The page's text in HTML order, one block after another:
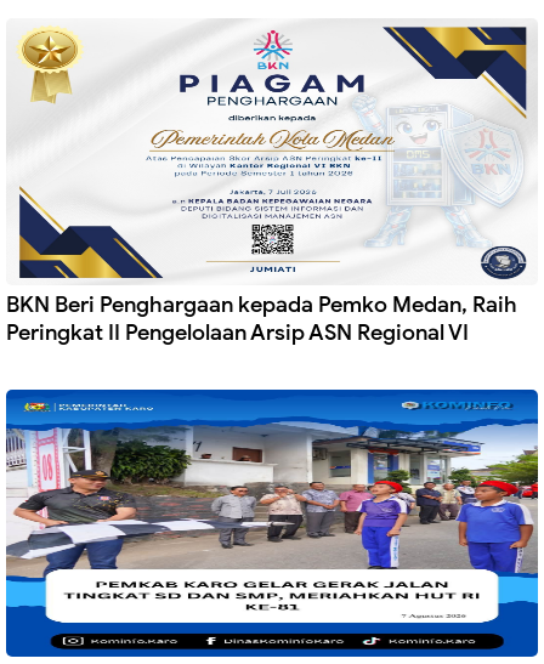
BKN Beri Penghargaan kepada Pemko Medan, Raih
Peringkat II Pengelolaan Arsip ASN Regional VI